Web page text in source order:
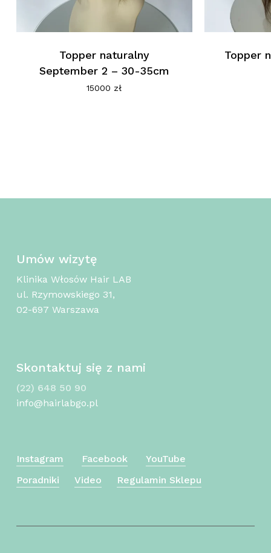
Topper naturalny
September 2 – 30-35cm
15000 zł
Topper
Umów wizytę
Klinika Włosów Hair LAB
ul. Rzymowskiego 31,
02-697 Warszawa
Skontaktuj się z nami
(22) 648 50 90
info@hairlabgo.pl
Instagram Facebook
YouTube
Poradniki
Video Regulamin Sklepu